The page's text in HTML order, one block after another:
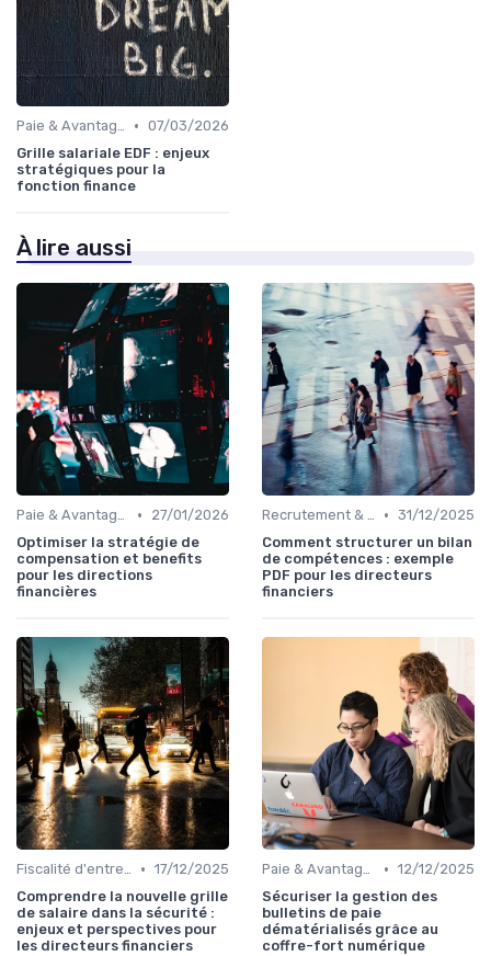
Paie & Avantages • 07/03/2026
Grille salariale EDF : enjeux
stratégiques pour la
fonction finance
À lire aussi
Paie & Avantages •
27/01/2026
Optimiser la stratégie de
compensation et benefits
pour les directions
financières
Recrutement & Intégration • 31/12/2025
Comment structurer un bilan
de compétences : exemple
PDF pour les directeurs
financiers
Fiscalité d'entreprise • 17/12/2025
Comprendre la nouvelle grille
de salaire dans la sécurité :
enjeux et perspectives pour
les directeurs financiers
Paie & Avantages • 12/12/2025
Sécuriser la gestion des
bulletins de paie
dématérialisés grâce au
coffre-fort numérique